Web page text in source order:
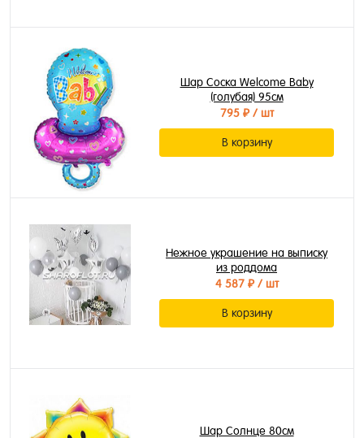
Шар Соска Welcome Baby
(голубая) 95см
795 ₽/ шт
В корзину
Нежное украшение на выписку
из роддома
4 587 ₽/ шт
В корзину
Шар Солнце 80см